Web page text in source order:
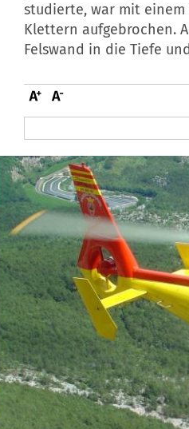
studierte, war mit einem
Klettern aufgebrochen.
Felswand in die Tiefe